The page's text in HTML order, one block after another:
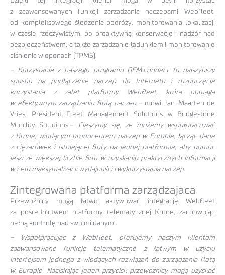
z zaawansowanych funkcji zarządzania naczepami Webfleet,
od kompleksowego śledzenia podróży, monitorowania lokalizacji
w czasie rzeczywistym, po proaktywną konserwację i nadzór nad
bezpieczeństwem, a także zarządzanie ładunkiem i monitorowanie
ciśnienia w oponach (TPMS).
– Korzystanie z naszego programu OEM.connect to najszybszy
sposób na podłączenie naczep do Internetu i rozpoczęcie
korzystania z zalet platformy Webfleet, która pomaga
w efektywnym zarządzaniu flotą naczep – mówi Jan-Maarten de
Vries, President Fleet Management Solutions w Bridgestone
Mobility Solutions.– Cieszymy się, że możemy współpracować
z Krone, wiodącym producentem naczep w Europie, łącząc dane
z ciężarówek i istniejącej floty na jednej platformie, aby pomóc
jeszcze większej liczbie firm w uzyskaniu praktycznych informacji
w celu maksymalizacji wydajności i wykorzystania naczep.
Zintegrowana płatforma zarządzajaca
Przewoźnicy mogą łatwo aktywować integrację Webfleet
za pośrednictwem platformy telematycznej Krone, zachowując
pełną kontrolę nad swoimi danymi.
– Współpracując z Webfleet, oferujemy naszym klientom
zaawansowane funkcje telematyczne z łatwym w użyciu
interfejsem jednego z wiodących rozwiązań do zarządzania flotą
w Europie. Naciskając jeden przycisk przewoźnicy mogą uzyskać